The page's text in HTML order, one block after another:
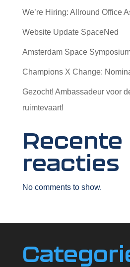
We’re Hiring: Allround Office
Website Update SpaceNed
Amsterdam Space
Champions X Change:
Gezocht! Ambassadeur voor
ruimtevaart!
Recente
reacties
No comments to show.